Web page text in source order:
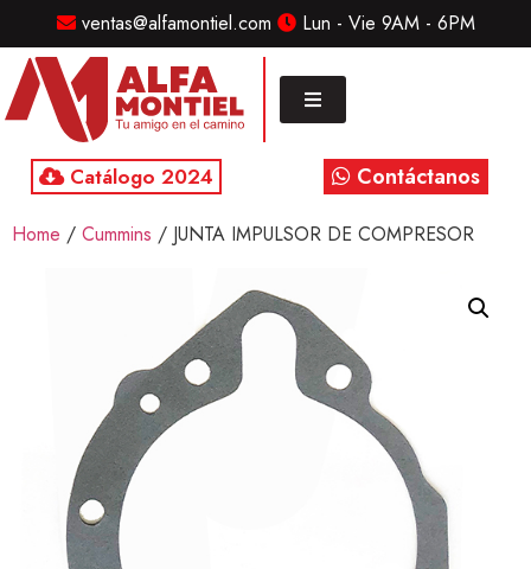
ventas@alfamontiel.com Lun - Vie 9AM - 6PM
Catálogo 2024 Contáctanos
MENU
Home
Marcas
Refaccionarias
Sucursales
ventas@alfamontiel.com
Home / Cummins / JUNTA IMPULSOR DE COMPRESOR